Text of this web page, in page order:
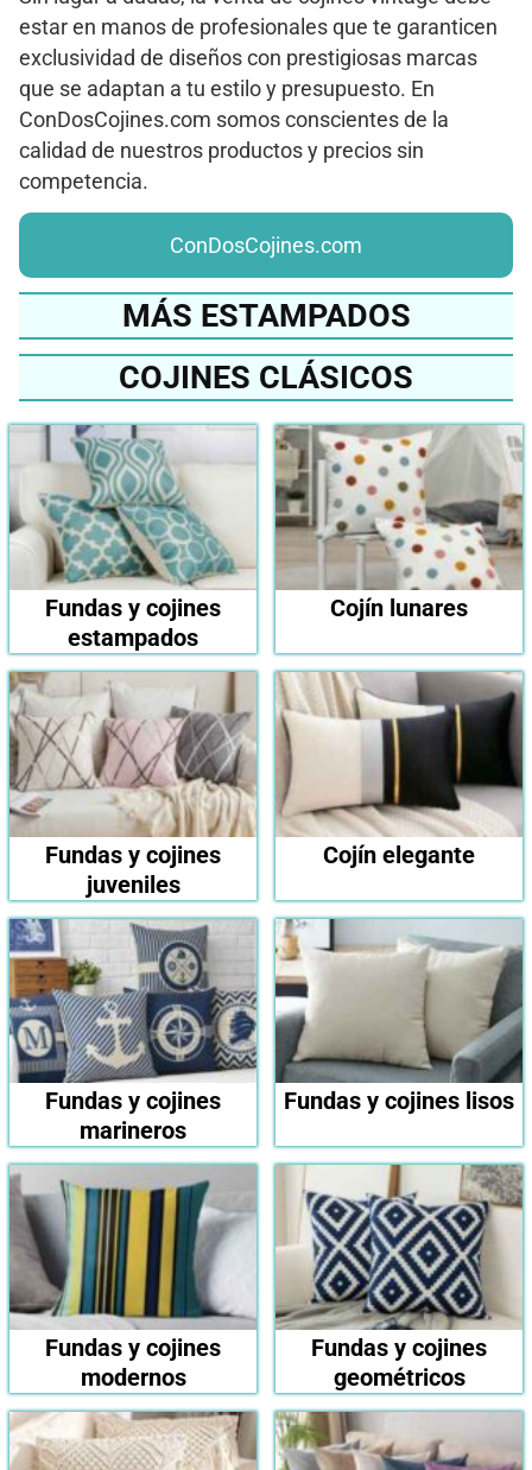
estar en manos de profesionales que te garanticen
exclusividad de diseños con prestigiosas marcas
que se adaptan a tu estilo y presupuesto. En
ConDosCojines.com somos conscientes de la
calidad de nuestros productos y precios sin
competencia.
ConDosCojines.com
MÁS ESTAMPADOS
COJINES CLÁSICOS
Fundas y cojines
estampados
Cojín lunares
Fundas y cojines
juveniles
Cojín elegante
Fundas y cojines
marineros
Fundas y cojines lisos
Fundas y cojines
modernos
Fundas y cojines
geométricos